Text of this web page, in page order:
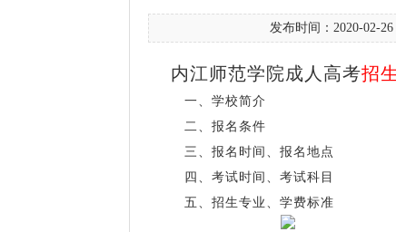
发布时间：2020-02-
内江师范学院成人高考招
一、学校简介
二、报名条件
三、报名时间、报名地点
四、考试时间、考试科目
五、招生专业、学费标准